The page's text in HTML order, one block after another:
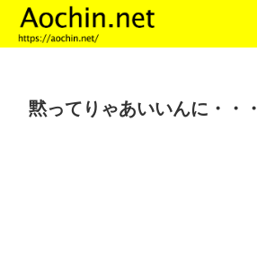
黙ってりゃあいいんに・・・